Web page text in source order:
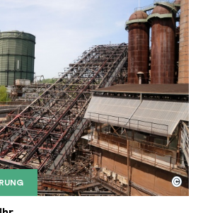
der Völklinger Hütte mit
Völklinger Hütte | Karl
©